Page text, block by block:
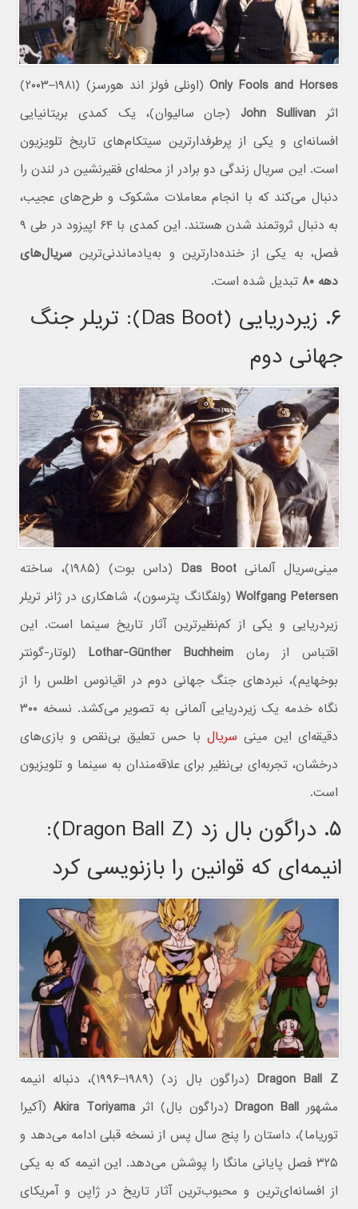
Only Fools and Horses
(اونلی فولز اند هورسز) (۱۹۸۱–۲۰۰۳)
اثر John Sullivan (جان سالیوان)، یک کمدی بریتانیایی
افسانه‌ای و یکی از پرطرفدارترین سیتکام‌های تاریخ تلویزیون
است. این سریال زندگی دو برادر از محله‌ای فقیرنشین در لندن را
دنبال می‌کند که با انجام معاملات مشکوک و طرح‌های عجیب،
به دنبال ثروتمند شدن هستند. این کمدی با ۶۴ اپیزود در طی ۹
فصل، به یکی از خنده‌دارترین و به‌یادماندنی‌ترین سریال‌های
دهه ۸۰
تبدیل شده است.
۶. زیردریایی (Das Boot): تریلر جنگ
جهانی دوم
مینی‌سریال آلمانیDas Boot (داس بوت) (۱۹۸۵)، ساخته
Wolfgang Petersen (ولفگانگ پترسون)، شاهکاری در ژانر تریلر
زیردریایی و یکی از کم‌نظیرترین آثار تاریخ سینما است. این
اقتباس از رمان Lothar-Günther Buchheim(لوتار-گونتر
بوخهایم)، نبردهای جنگ جهانی دوم در اقیانوس اطلس را از
نگاه خدمه یک زیردریایی آلمانی به تصویر می‌کشد. نسخه ۳۰۰
دقیقه‌ای این مینی سریال با حس تعلیق بی‌نقص و بازی‌های
درخشان، تجربه‌ای بی‌نظیر برای علاقه‌مندان به سینما و تلویزیون
است.
۵. دراگون بال زد (Dragon Ball Z):
انیمه‌ای که قوانین را بازنویسی کرد
Dragon Ball Z
(دراگون بال زد) (۱۹۸۹–۱۹۹۶)، دنباله انیمه
مشهور Dragon Ball(دراگون بال) اثرAkira Toriyama (آکیرا
توریاما)، داستان را پنج سال پس از نسخه قبلی ادامه می‌دهد و
۳۲۵ فصل پایانی مانگا را پوشش می‌دهد. این انیمه که به یکی
از افسانه‌ای‌ترین و محبوب‌ترین آثار تاریخ در ژاپن و آمریکای